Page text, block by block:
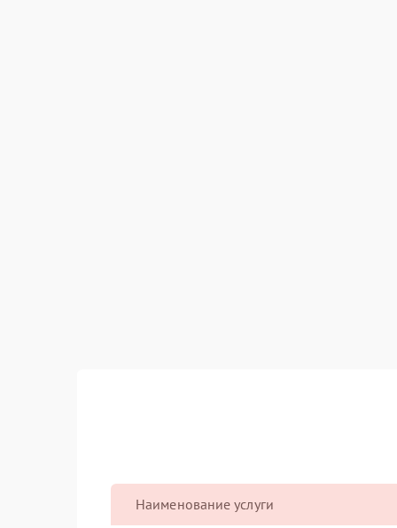
Наименование услуги